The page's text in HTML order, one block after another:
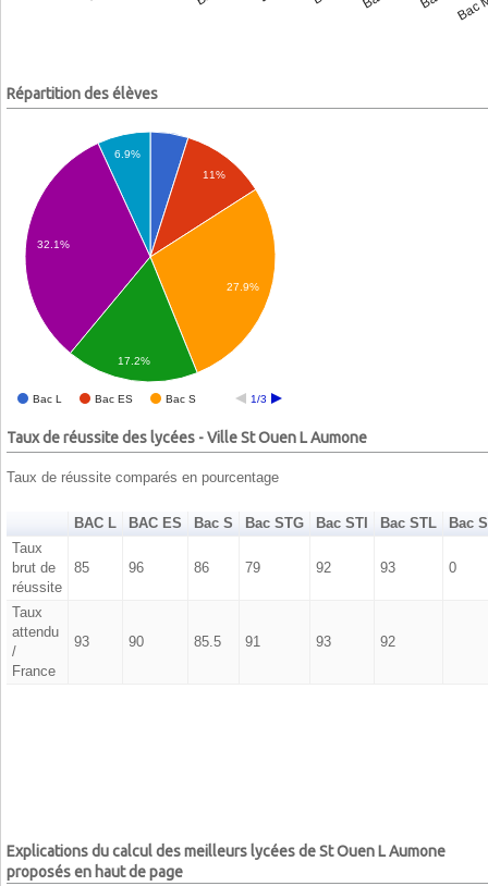
Répartition des élèves
Bac L Bac ES Bac S 1/3
11%
27.9%
6.9%
32.1%
17.2%
Taux de réussite des lycées - Ville St Ouen L Aumone
Taux de réussite comparés en pourcentage
BAC L BAC ES Bac S Bac STG Bac STI Bac STL
Bac
Taux
brut de
réussite
85 96 86 79 92 93 0
Taux
attendu
/
France
93 90 85.5 91 93 92
Explications du calcul des meilleurs lycées de St Ouen L Aumone
proposés en haut de page